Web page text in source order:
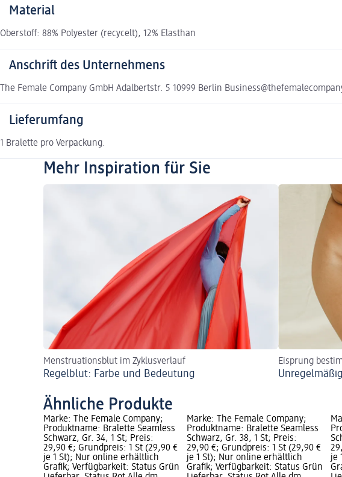
Material
Oberstoff: 88% Polyester (recycelt), 12% Elasthan
Anschrift des Unternehmens
The Female Company GmbH Adalbertstr. 5 10999 Berlin
Lieferumfang
1 Bralette pro Verpackung.
Mehr Inspiration für Sie
Menstruationsblut im Zyklusverlauf
Regelblut: Farbe und Bedeutung
Eisprung
Ähnliche Produkte
Marke: The Female Company;
Produktname: Bralette Seamless
Schwarz, Gr. 34, 1 St; Preis:
29,90 €; Grundpreis: 1 St (29,90 €
je 1 St); Nur online erhältlich
Grafik; Verfügbarkeit: Status Grün
Marke: The Female Company;
Produktname: Bralette Seamless
Schwarz, Gr. 38, 1 St; Preis:
29,90 €; Grundpreis: 1 St (29,90 €
je 1 St); Nur online erhältlich
Grafik; Verfügbarkeit: Status Grün
je